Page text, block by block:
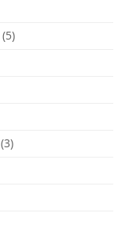
(5)
(3)